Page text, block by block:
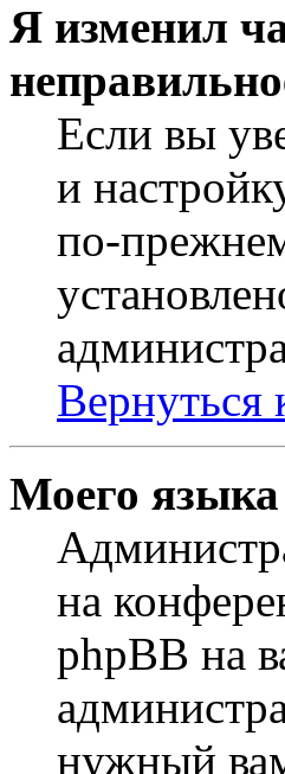
Я изменил
Если вы
и
по-
Вернуться
Моего языка
на
phpBB на
нужный